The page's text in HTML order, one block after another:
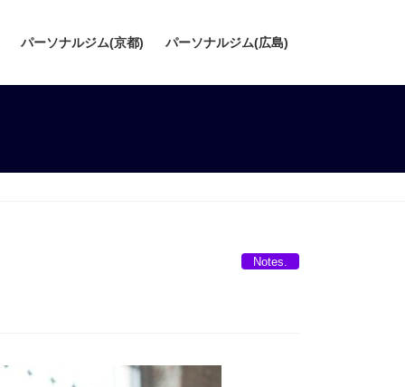
パーソナルジム(京都) パーソナルジム(広島)
Notes.